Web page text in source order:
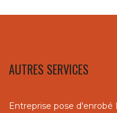
AUTRES SERVICES
Entreprise pose d'enrobé